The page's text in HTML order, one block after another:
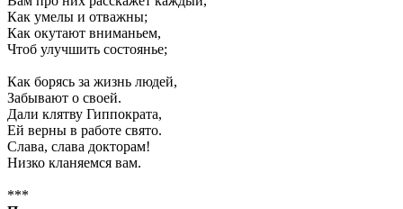
Как умелы и отважны;
Как окутают вниманьем,
Чтоб улучшить состоянье;
Как борясь за жизнь людей,
Забывают о своей.
Дали клятву Гиппократа,
Ей верны в работе свято.
Слава, слава докторам!
Низко кланяемся вам.
***